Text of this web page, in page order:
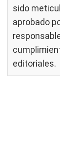
sido
aprobado
editoriales.